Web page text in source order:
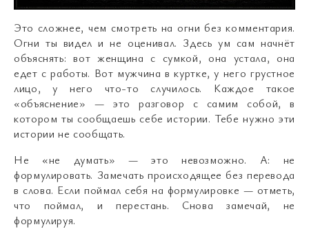
Это сложнее, чем смотреть на огни без комментария.
Огни ты видел и не оценивал. Здесь ум сам начнёт
объяснять: вот женщина с сумкой, она устала, она
едет с работы. Вот мужчина в куртке, у него грустное
лицо, у него что-то случилось. Каждое такое
«объяснение» — это разговор с самим собой, в
котором ты сообщаешь себе истории. Тебе нужно эти
истории не сообщать.
Не «не думать» — это невозможно. А: не
формулировать. Замечать происходящее без перевода
в слова. Если поймал себя на формулировке — отметь,
что поймал, и перестань. Снова замечай, не
формулируя.